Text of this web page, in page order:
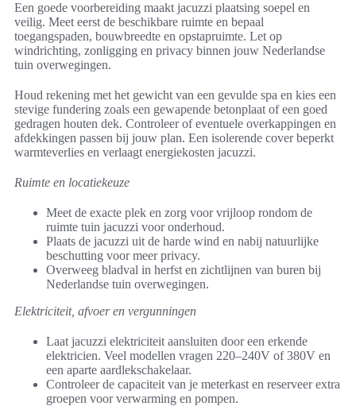
Een goede voorbereiding maakt jacuzzi plaatsing soepel en
veilig. Meet eerst de beschikbare ruimte en bepaal
toegangspaden, bouwbreedte en opstapruimte. Let op
windrichting, zonligging en privacy binnen jouw Nederlandse
tuin overwegingen.
Houd rekening met het gewicht van een gevulde spa en kies een
stevige fundering zoals een gewapende betonplaat of een goed
gedragen houten dek. Controleer of eventuele overkappingen en
afdekkingen passen bij jouw plan. Een isolerende cover beperkt
warmteverlies en verlaagt energiekosten jacuzzi.
Ruimte en locatiekeuze
Meet de exacte plek en zorg voor vrijloop rondom de
ruimte tuin jacuzzi voor onderhoud.
Plaats de jacuzzi uit de harde wind en nabij natuurlijke
beschutting voor meer privacy.
Overweeg bladval in herfst en zichtlijnen van buren bij
Nederlandse tuin overwegingen.
Elektriciteit, afvoer en vergunningen
Laat jacuzzi elektriciteit aansluiten door een erkende
elektricien. Veel modellen vragen 220–240V of 380V en
een aparte aardlekschakelaar.
Controleer de capaciteit van je meterkast en reserveer extra
groepen voor verwarming en pompen.